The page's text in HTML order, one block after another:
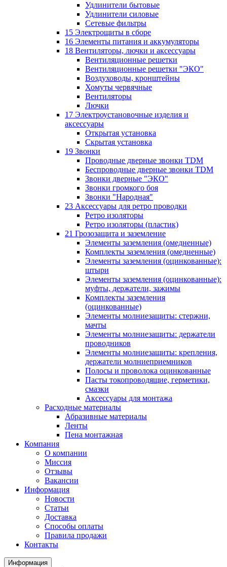
Удлинители бытовые
Удлинители силовые
Сетевые фильтры
15 Электрощиты в сборе
16 Элементы питания и аккумуляторы
18 Вентиляторы, лючки и аксессуары
Вентиляционные решетки
Вентиляционные решетки "ЭКО"
Воздуховоды, кронштейны
Хомуты червячные
Вентиляторы
Лючки
17 Электроустановочные изделия и
аксессуары
Открытая установка
Скрытая установка
19 Звонки
Проводные дверные звонки TDM
Беспроводные дверные звонки TDM
Звонки дверные "ЭКО"
Звонки громкого боя
Звонки "Народная"
23 Аксессуары для ретро проводки
Ретро изоляторы
Ретро изоляторы (пластик)
21 Грозозащита и заземление
Элементы заземления (омедненные)
Комплекты заземления (омедненные)
Элементы заземления (оцинкованные):
штыри
Элементы заземления (оцинкованные):
муфты, держатели, зажимы
Комплекты заземления
(оцинкованные)
Элементы молниезащиты: стержни,
мачты
Элементы молниезащиты: держатели
проводников
Элементы молниезащиты: крепления,
держатели молниеприемников
Полосы и проволока оцинкованные
Пасты токопроводящие, герметики,
смазки
Аксессуары для монтажа
Расходные материалы
Абразивные материалы
Ленты
Пена монтажная
Компания
О компании
Миссия
Отзывы
Вакансии
Информация
Новости
Статьи
Доставка
Способы оплаты
Правила продажи
Контакты
Информация